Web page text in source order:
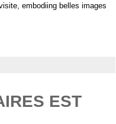
embodiing belles images
EST